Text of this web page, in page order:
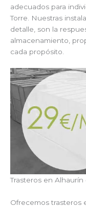
adecuados para
Torre. Nuestras
detalle, son la
almacenamiento,
cada propósito.
Trasteros en Alhaurín
Ofrecemos trasteros